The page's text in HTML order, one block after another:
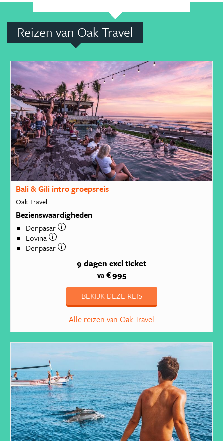
Reizen van Oak Travel
Bali & Gili intro groepsreis
Oak Travel
Bezienswaardigheden
Denpasar
Lovina
Denpasar
9 dagen excl ticket
va€ 995
BEKIJK DEZE REIS
Alle reizen van Oak Travel